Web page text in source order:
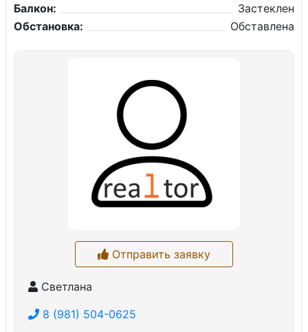
Балкон:
Застеклен
Обстановка:
Обставлена
Отправить заявку
Светлана
8 (981) 504-0625